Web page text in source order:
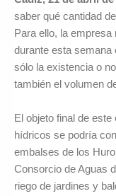
saber qué cantidad
Para ello, la
durante esta
sólo la existencia o
también el volumen
El objeto final de
hídricos se podría
embalses de los
Consorcio de Aguas
riego de jardines y